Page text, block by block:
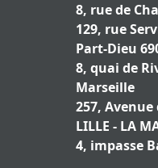
8, rue de
129, rue
Part-Dieu
8, quai de
Marseille
257,
LILLE - LA
4, impasse